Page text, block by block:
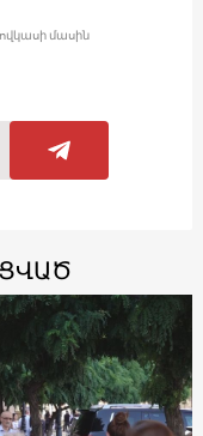
մասին